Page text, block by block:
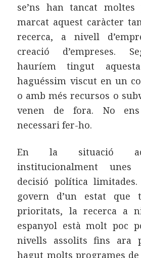
se’ns han tancat
marcat aquest caràcter
recerca, a nivell
creació d’empreses.
hauríem tingut
haguéssim viscut en un
o amb més recursos o
venen de fora. No
necessari fer-ho.
En la situació
institucionalment unes
decisió política
govern d’un estat que
prioritats, la recerca a
espanyol està molt poc
nivells assolits fins ara
hagut molts programes de